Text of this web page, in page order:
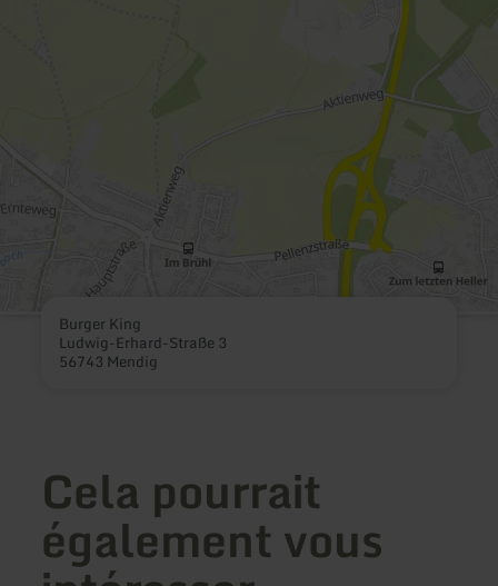
Burger King
Ludwig-Erhard-Straße 3
56743 Mendig
Cela pourrait
également vous